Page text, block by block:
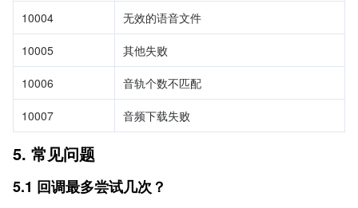
10004 无效的语音文件
10005 其他失败
10006 音轨个数不匹配
10007 音频下载失败
5. 常见问题
5.1 回调最多尝试几次？